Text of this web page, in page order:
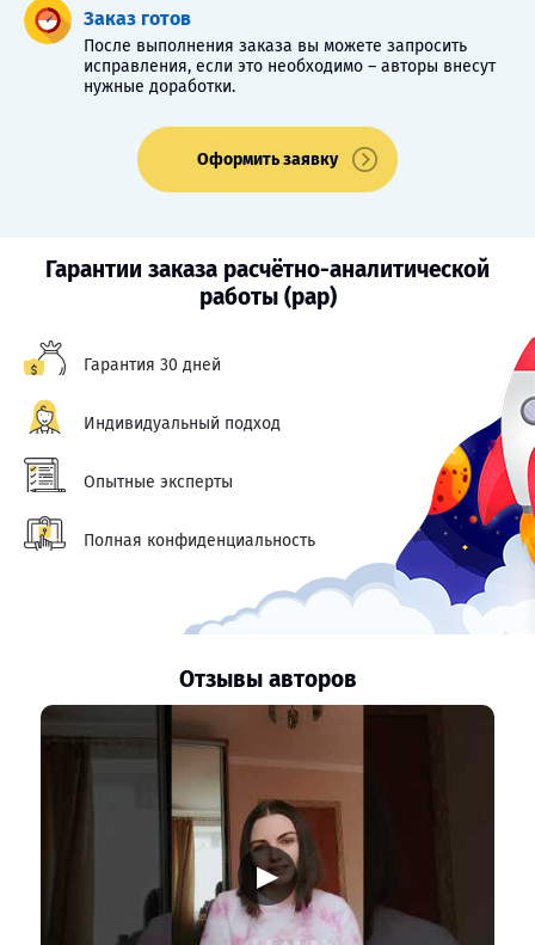
Заказ готов
После выполнения заказа вы можете запросить
исправления, если это необходимо – авторы внесут
нужные доработки.
Оформить заявку
Гарантии заказа расчётно-аналитической
работы (рар)
Гарантия 30 дней
Индивидуальный подход
Опытные эксперты
Полная конфиденциальность
Отзывы авторов
▶